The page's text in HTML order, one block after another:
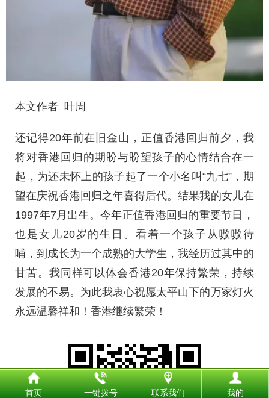
本文作者 叶周
还记得20年前在旧金山，正值香港回归前夕，我
将对香港回归的期盼与盼望孩子的心情结合在一
起，为还未怀上的孩子起了一个小名叫“九七”，期
望在庆祝香港回归之年喜得后代。结果我的女儿在
1997年7月出生。今年正值香港回归的重要节日，
也是女儿20岁的生日。看着一个孩子从嗷嗷待
哺，到成长为一个成熟的大学生，我经历过其中的
甘苦。我同样可以体会香港20年保持繁荣，持续
发展的不易。为此我衷心祝愿太平山下的万家灯火
永远温馨祥和！香港继续繁荣！
首页 一键拨号 联系我们 我的